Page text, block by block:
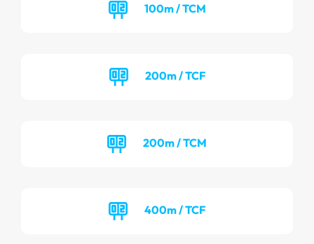
100m / TCM
200m / TCF
200m / TCM
400m / TCF